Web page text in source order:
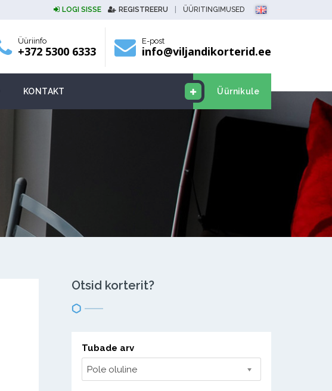
LOGI SISSE REGISTREERU ÜÜRITINGIMUSED
Üüriinfo
+372 5300 6333
E-post
info@viljandikorterid.ee
Üürnikule
KONTAKT
Otsid korterit?
Tubade arv
Pole oluline